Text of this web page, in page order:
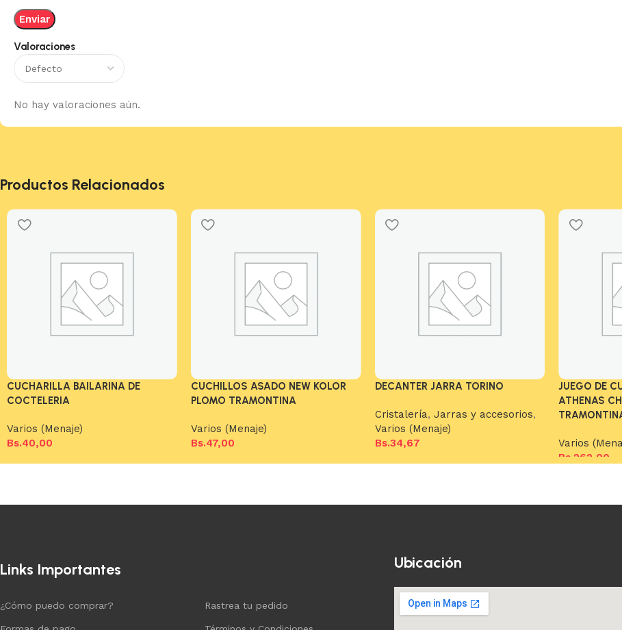
Valoraciones
No hay valoraciones aún.
Productos Relacionados
CUCHARILLA BAILARINA DE
COCTELERIA
Varios (Menaje)
Bs.40,00
Añadir al carrito
CUCHILLOS ASADO NEW KOLOR
PLOMO TRAMONTINA
Varios (Menaje)
Bs.47,00
Añadir al carrito
DECANTER JARRA TORINO
Cristalería, Jarras y accesorios,
Varios (Menaje)
Bs.34,67
Añadir al carrito
JUEGO DE
ATHENAS
Varios
Bs.262,00
Links Importantes
¿Cómo puedo comprar? Rastrea tu pedido
Ubicación